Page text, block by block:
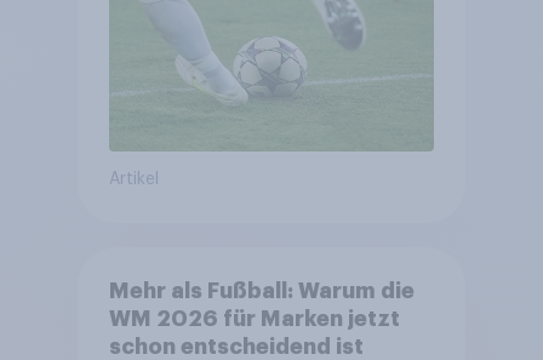
Artikel
Mehr als Fußball: Warum die
WM 2026 für Marken jetzt
schon entscheidend ist